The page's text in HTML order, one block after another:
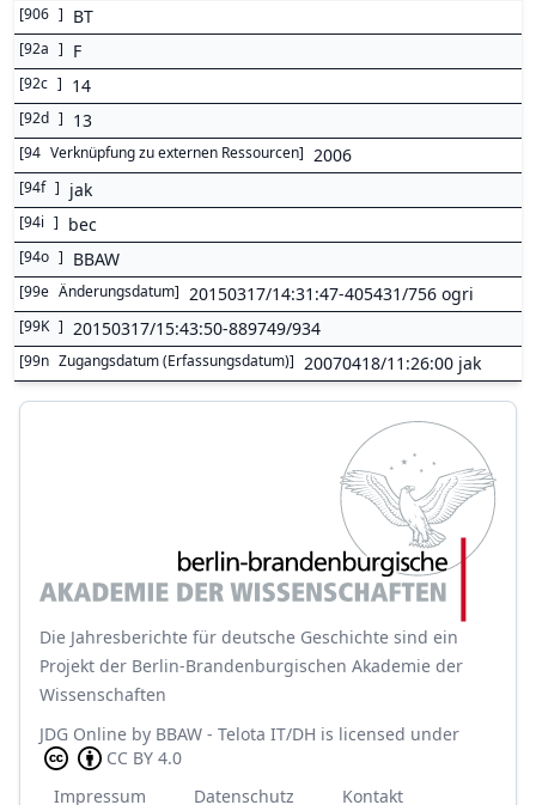
[906 ] BT
[92a ] F
[92c ] 14
[92d ] 13
[94 Verknüpfung zu externen Ressourcen] 2006
[94f ] jak
[94i ] bec
[94o ] BBAW
[99e Änderungsdatum] 20150317/14:31:47-405431/756 ogri
[99K ] 20150317/15:43:50-889749/934
[99n Zugangsdatum (Erfassungsdatum)] 20070418/11:26:00 jak
Die Jahresberichte für deutsche Geschichte sind ein
Projekt der Berlin-Brandenburgischen Akademie der
Wissenschaften
JDG Online by BBAW - Telota IT/DH is licensed under
CC BY 4.0
Impressum
Datenschutz Kontakt